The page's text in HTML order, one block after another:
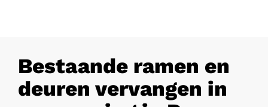
Bestaande ramen en
deuren vervangen in